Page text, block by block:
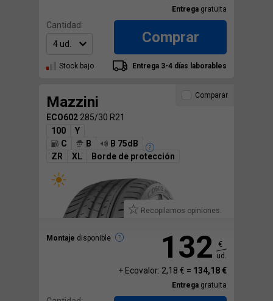
Entrega gratuita
Cantidad:
Comprar
Stock bajo Entrega 3-4 días laborables
Mazzini
ECO602 285/30 R21
100
Y
C
B
B 75dB
ZR
XL Borde de protección
Recopilamos opiniones.
Montaje disponible
Comparar
132
€
ud.
+ Ecovalor: 2,18 € = 134,18 €
Entrega gratuita